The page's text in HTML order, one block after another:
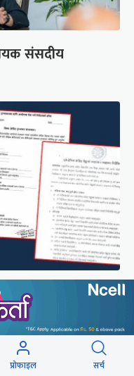
संसदीय
पूरा नगरी फर्किए
प्रोफाइल सर्च